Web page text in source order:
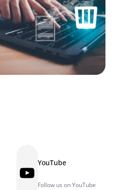
YouTube YouTube
Follow us on YouTube